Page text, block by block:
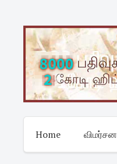
content
Home